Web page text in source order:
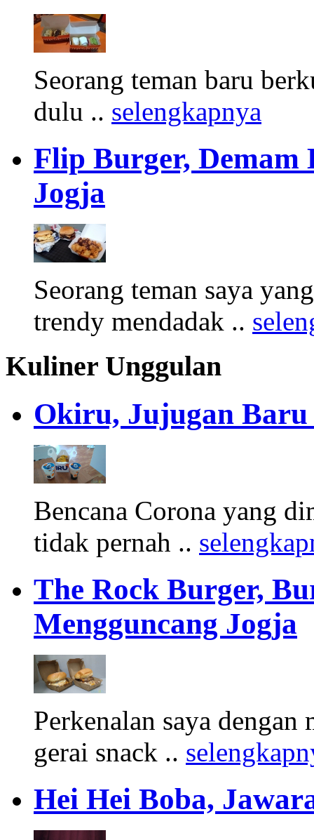
Seorang teman baru
dulu .. selengkapnya
Flip Burger,
Jogja
Seorang teman saya
trendy mendadak ..
Kuliner Unggulan
Okiru, Jujugan Baru
Bencana Corona yang
tidak pernah ..
The Rock Burger,
Mengguncang Jogja
Perkenalan saya
gerai snack ..
Hei Hei Boba,